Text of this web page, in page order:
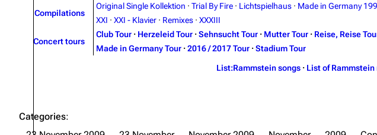
Compilations
Original Single Kollektion · Trial By Fire · Lichtspielhaus · Made in Germany
XXI · XXI - Klavier · Remixes · XXXIII
Concert tours
Club Tour · Herzeleid Tour · Sehnsucht Tour · Mutter Tour · Reise, Reise
Made in Germany Tour · 2016 / 2017 Tour · Stadium Tour
List:Rammstein songs · List of
Categories: